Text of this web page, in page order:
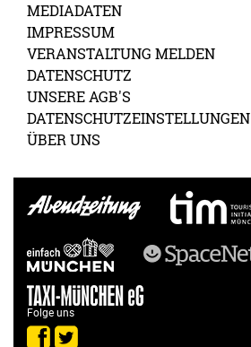
MEDIADATEN
IMPRESSUM
VERANSTALTUNG MELDEN
DATENSCHUTZ
UNSERE AGB'S
DATENSCHUTZEINSTELLUNGEN
ÜBER UNS
Folge uns